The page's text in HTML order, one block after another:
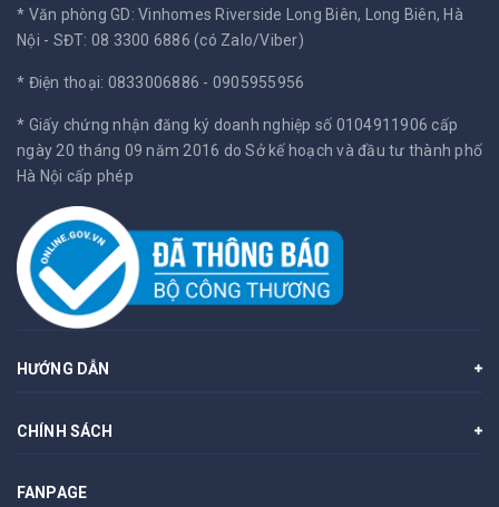
* Văn phòng GD: Vinhomes Riverside Long Biên, Long Biên, Hà
Nội - SĐT: 08 3300 6886 (có Zalo/Viber)
* Điện thoại: 0833006886 - 0905955956
* Giấy chứng nhận đăng ký doanh nghiệp số 0104911906 cấp
ngày 20 tháng 09 năm 2016 do Sở kế hoạch và đầu tư thành phố
Hà Nội cấp phép
HƯỚNG DẪN
CHÍNH SÁCH
FANPAGE